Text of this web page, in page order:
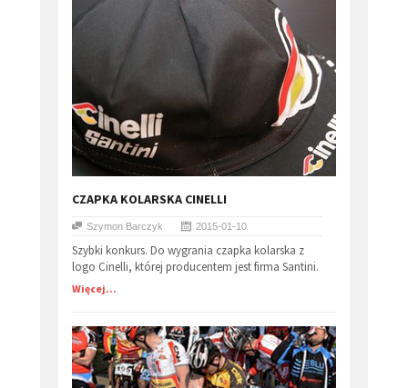
CZAPKA KOLARSKA CINELLI
Szymon Barczyk 2015-01-10
Szybki konkurs. Do wygrania czapka kolarska z
logo Cinelli, której producentem jest firma Santini.
Więcej...